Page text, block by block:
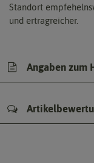
Standort
und ertragreicher.
Angaben zum